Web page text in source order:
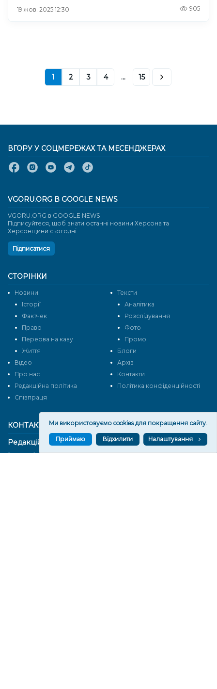
19 жов. 2025 12:30 905
1 2 3 4 ... 15
КОНТАКТИ
Редакційний відділ:
ilona.polesova@gmail.com
СТОРІНКИ
Новини
Тексти
Історії
Аналітика
Фактчек
Розслідування
Право
Фото
Перерва на каву
Промо
Життя
Блоги
Відео
Архів
Про нас
Контакти
Редакційна політика
Політика конфіденційності
Cпівпраця
ВГОРУ У СОЦМЕРЕЖАХ ТА МЕСЕНДЖЕРАХ
VGORU.ORG В GOOGLE NEWS
VGORU.ORG в GOOGLE NEWS
Підписуйтеся, щоб знати останні новини Херсона та
Херсонщини сьогодні
Підписатися
Ми використовуємо cookies для покращення сайту.
Приймаю Відхилити Налаштування